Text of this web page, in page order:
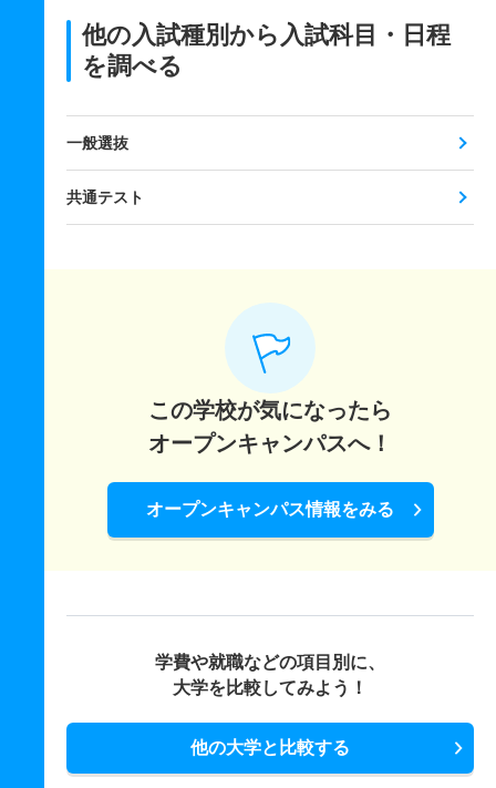
他の入試種別から入試科目・日程
を調べる
一般選抜
共通テスト
この学校が気になったら
オープンキャンパスへ！
オープンキャンパス情報をみる
学費や就職などの項目別に、
大学を比較してみよう！
他の大学と比較する